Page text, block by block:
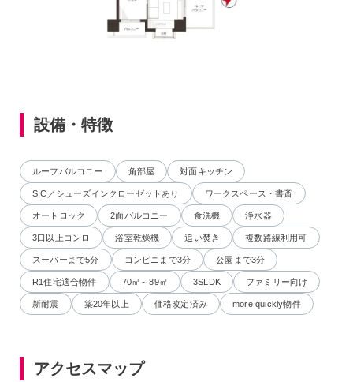
設備・特徴
ルーフバルコニー 角部屋 対面キッチン
SIC／シューズインクローゼットあり ワークスペース・書斎
オートロック 2面バルコニー 食洗機 浄水器
3口以上コンロ 浴室乾燥機 追い焚き 複数路線利用可
スーパーまで5分 コンビニまで3分 公園まで3分
R1住宅適合物件 70㎡～89㎡ 3SLDK ファミリー向け
新耐震 築20年以上 価格改定済み more quickly物件
アクセスマップ